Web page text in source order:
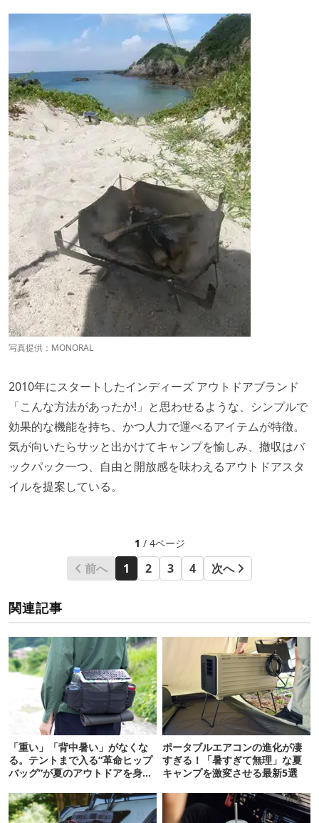
写真提供：MONORAL
2010年にスタートしたインディーズ アウトドアブランド
「こんな方法があったか!」と思わせるような、シンプルで
効果的な機能を持ち、かつ人力で運べるアイテムが特徴。
気が向いたらサッと出かけてキャンプを愉しみ、撤収はバ
ックパック一つ、自由と開放感を味わえるアウトドアスタ
イルを提案している。
1 / 4ページ
前へ 1 2 3 4 次へ
関連記事
「重い」「背中暑い」がなくな
る。テントまで入る“革命ヒップ
バッグ”が夏のアウトドアを身軽
ポータブルエアコンの進化が凄
すぎる！「暑すぎて無理」な夏
キャンプを激変させる最新5選